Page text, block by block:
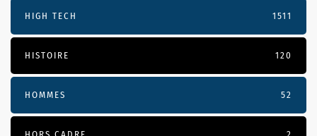
HIGH TECH 1511
HISTOIRE 120
HOMMES 52